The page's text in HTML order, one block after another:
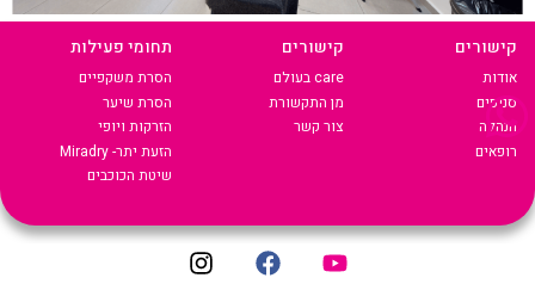
קישורים
אודות
סניפים
הנהלה
רופאים
קישורים
care בעולם
מן התקשורת
צור קשר
תחומי פעילות
הסרת משקפיים
הסרת שיער
הזרקות ויופי
הזעת יתר- Miradry
שיטת הכוכבים